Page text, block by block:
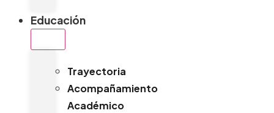
Educación
Trayectoria
Acompañamiento
Académico